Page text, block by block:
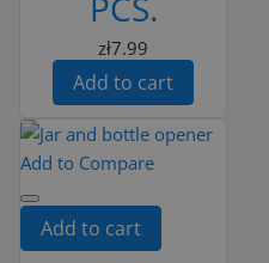
zł7.99
Add to cart
Add to Compare
Add to cart